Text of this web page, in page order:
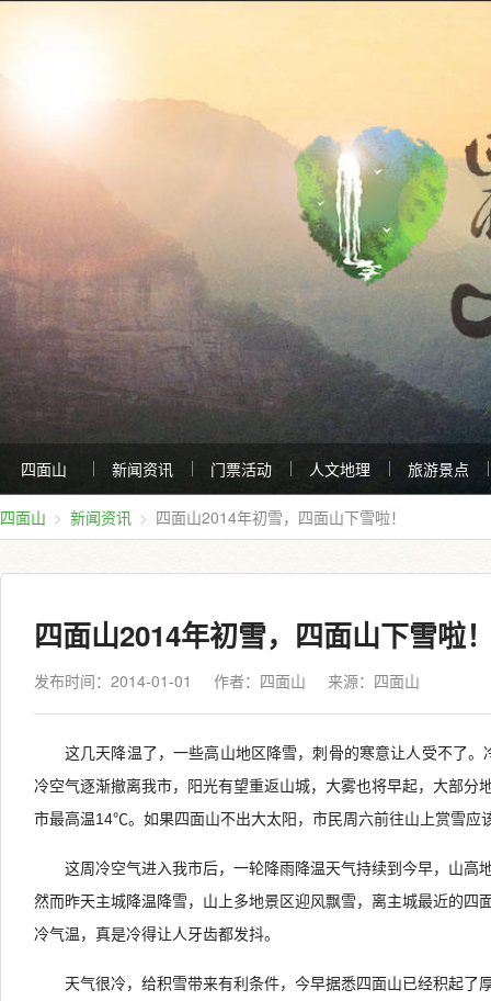
四面山 新闻资讯 门票活动 人文地理 旅游景点
四面山 新闻资讯 四面山2014年初雪，四面山下雪啦！
四面山2014年初雪，四面山下雪啦
发布时间：2014-01-01 作者：四面山 来源： 四面山
这几天降温了，一些高山地区降雪，刺骨的寒意让人受不了。
冷空气逐渐撤离我市，阳光有望重返山城，大雾也将早起，大部分
市最高温14℃。如果四面山不出大太阳，市民周六前往山上赏雪应
这周冷空气进入我市后，一轮降雨降温天气持续到今早，山高
然而昨天主城降温降雪，山上多地景区迎风飘雪，离主城最近的四
冷气温，真是冷得让人牙齿都发抖。
天气很冷，给积雪带来有利条件，今早据悉四面山已经积起了